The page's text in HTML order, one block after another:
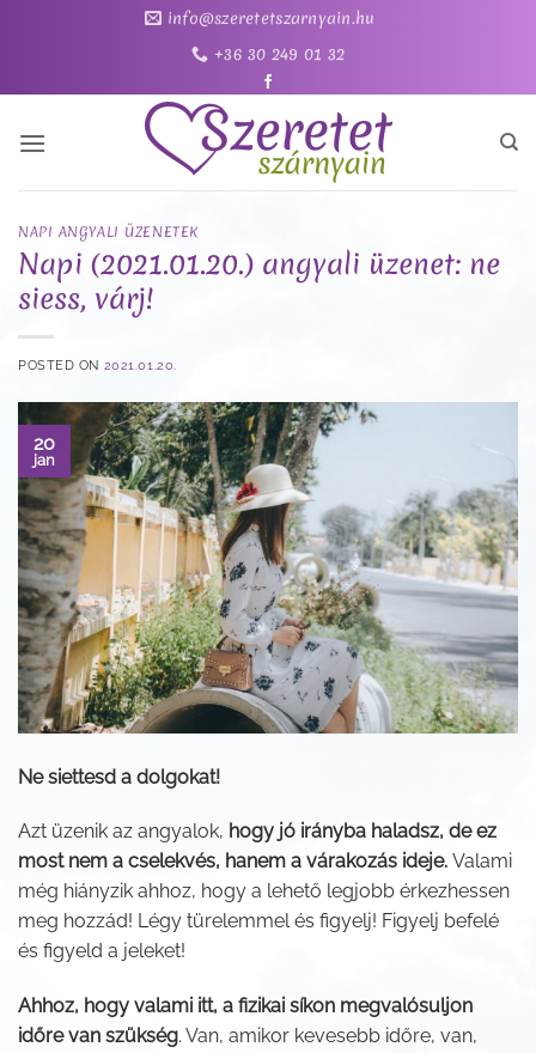
info@szeretetszarnyain.hu
+36 30 249 01 32
NAPI ANGYALI ÜZENETEK
Napi (2021.01.20.) angyali üzenet: ne
siess, várj!
POSTED ON 2021.01.20.
20
jan
Ne siettesd a dolgokat!
Azt üzenik az angyalok, hogy jó irányba haladsz, de ez
most nem a cselekvés, hanem a várakozás ideje. Valami
még hiányzik ahhoz, hogy a lehető legjobb érkezhessen
meg hozzád! Légy türelemmel és figyelj! Figyelj befelé
és figyeld a jeleket!
Ahhoz, hogy valami itt, a fizikai síkon megvalósuljon
időre van szükség. Van, amikor kevesebb időre, van,